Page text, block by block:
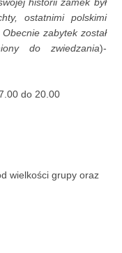
historii zamek był
ostatnimi polskimi
zabytek został
do zwiedzania)-
do 20.00
wielkości grupy oraz